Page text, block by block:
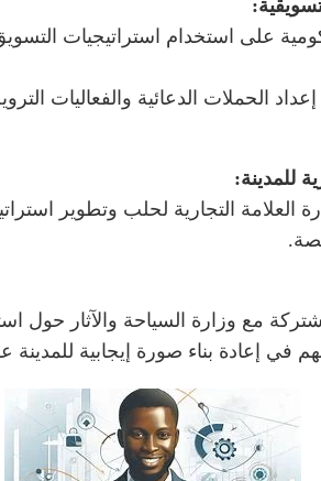
:
على استخدام استراتيجيات
الحملات الدعائية والفعاليات
للمدينة:
العلامة التجارية لحلب وتطوير
مع وزارة السياحة والآثار حول
في إعادة بناء صورة إيجابية